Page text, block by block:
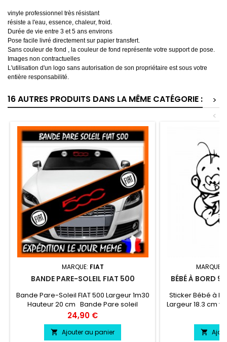
vinyle professionnel très résistant
résiste a l'eau, essence, chaleur, froid.
Durée de vie entre 3 et 5 ans environs
Pose facile livré directement sur papier transfert.
Sans couleur de fond , la couleur de fond représente votre support de pose.
Images non contractuelles
L'utilisation d'un logo sans autorisation de son propriétaire est sous votre
entière responsabilité.
16 AUTRES PRODUITS DANS LA MÊME CATÉGORIE :
>
<
MARQUE: FIAT
BANDE PARE-SOLEIL FIAT 500
Bande Pare-Soleil FIAT 500 Largeur 1m30
Hauteur 20 cm Bande Pare soleil
couleur au choix Logo FIAT 500 couleur
au choix
Prix
24,90 €
 Ajouter au panier
MARQUE:
BÉBÉ À BORD
Sticker Bébé à
Largeur 18.3 cm
